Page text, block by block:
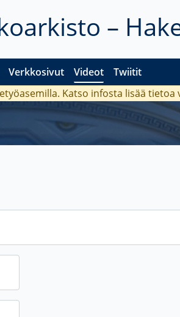
–
Verkkosivut Videot Twiitit
Katso infosta lisää tietoa